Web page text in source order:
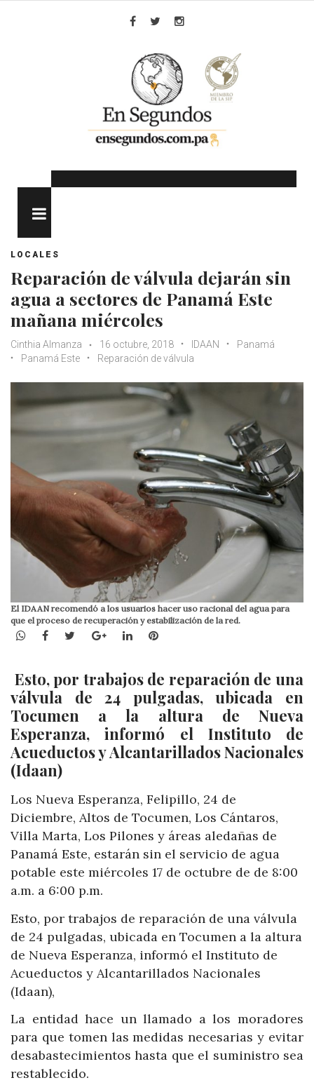
LOCALES
Reparación de válvula dejarán sin
agua a sectores de Panamá Este
mañana miércoles
Cinthia Almanza 16 octubre, 2018 IDAAN
Panamá
Panamá Este
Reparación de válvula
El IDAAN recomendó a los usuarios hacer uso racional del agua para
que el proceso de recuperación y estabilización de la red.
WhatsApp
Facebook
TwitterGoogle+LinkedInPinterest
Esto, por trabajos de reparación de una
válvula de 24 pulgadas, ubicada en
Tocumen a la altura de Nueva
Esperanza, informó el Instituto de
Acueductos y Alcantarillados Nacionales
(Idaan)
Los Nueva Esperanza, Felipillo, 24 de
Diciembre, Altos de Tocumen, Los Cántaros,
Villa Marta, Los Pilones y áreas aledañas de
Panamá Este, estarán sin el servicio de agua
potable este miércoles 17 de octubre de de 8:00
a.m. a 6:00 p.m.
Esto, por trabajos de reparación de una válvula
de 24 pulgadas, ubicada en Tocumen a la altura
de Nueva Esperanza, informó el Instituto de
Acueductos y Alcantarillados Nacionales
(Idaan),
La entidad hace un llamado a los moradores
para que tomen las medidas necesarias y evitar
desabastecimientos hasta que el suministro sea
restablecido.